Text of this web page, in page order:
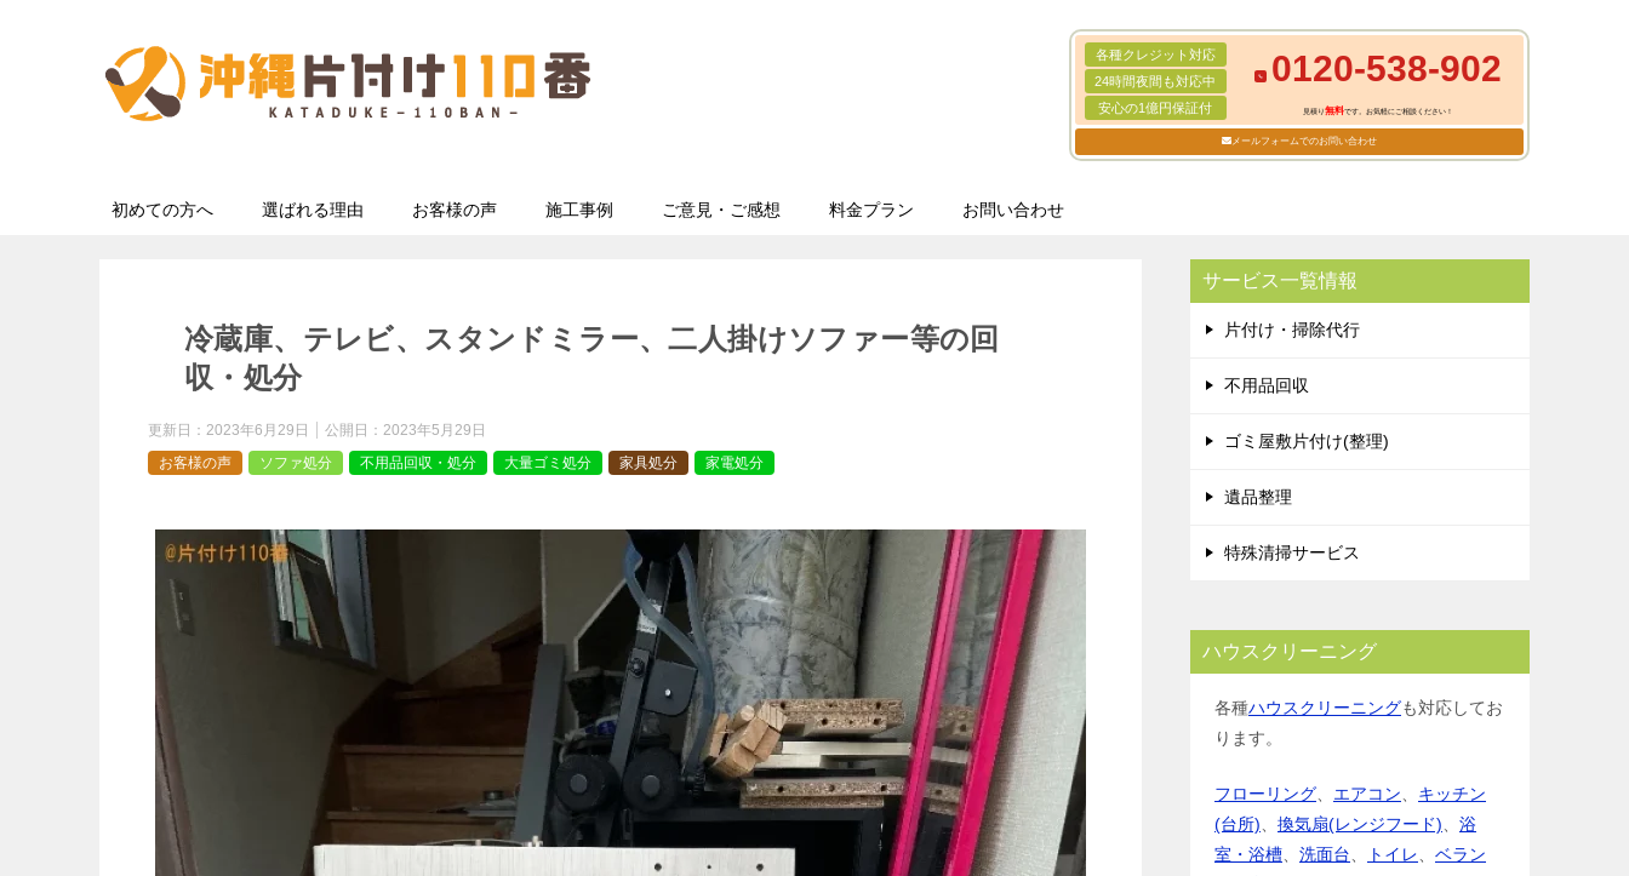
各種クレジット対応
24時間夜間も対応中
安心の1億円保証付
0120-538-902
見積り無料です。お気軽にご相談ください！
メールフォームでのお問い合わせ
初めての方へ 選ばれる理由 お客様の声 施工事例 ご意見・ご感想 料金プラン お問い合わせ
冷蔵庫、テレビ、スタンドミラー、二人掛けソファー等の回
収・処分
更新日： 2023年6月29日 公開日： 2023年5月29日
お客様の声
ソファ処分 不用品回収・処分 大量ゴミ処分 家具処分 家電処分
サービス一覧情報
片付け・掃除代行
不用品回収
ゴミ屋敷片付け(整理)
遺品整理
特殊清掃サービス
ハウスクリーニング
各種ハウスクリーニングも対応してお
ります。
フローリング エアコン
キッチン
(台所)
換気扇(レンジフード)
浴
室・浴槽
洗面台 トイレ
ベラン